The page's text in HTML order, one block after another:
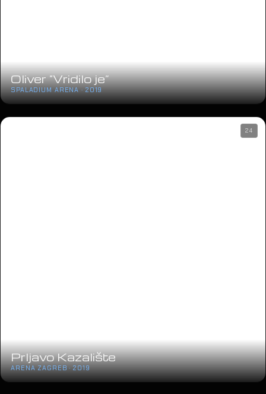
Oliver “Vridilo je”
SPALADIUM ARENA · 2019
Prljavo Kazalište
ARENA ZAGREB · 2019
24